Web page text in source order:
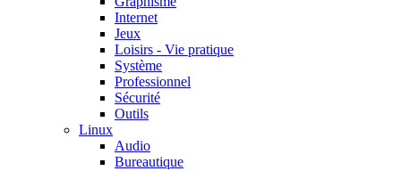
Internet
Jeux
Loisirs - Vie pratique
Système
Professionnel
Sécurité
Outils
Linux
Audio
Bureautique